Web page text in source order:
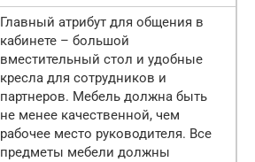
Главный атрибут для общения в
кабинете – большой
вместительный стол и удобные
кресла для сотрудников и
партнеров. Мебель должна быть
не менее качественной, чем
рабочее место руководителя. Все
предметы мебели должны